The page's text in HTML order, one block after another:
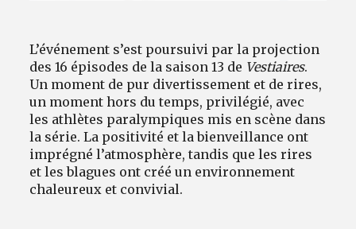
L’événement s’est poursuivi par la projection
des 16 épisodes de la saison 13 de Vestiaires.
Un moment de pur divertissement et de rires,
un moment hors du temps, privilégié, avec
les athlètes paralympiques mis en scène dans
la série. La positivité et la bienveillance ont
imprégné l’atmosphère, tandis que les rires
et les blagues ont créé un environnement
chaleureux et convivial.